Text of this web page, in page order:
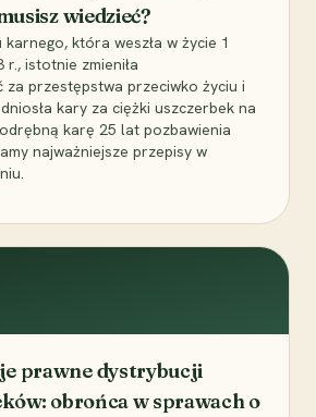
wiedzieć?
która weszła w życie 1
istotnie zmieniła
za przestępstwa przeciwko życiu i
kary za ciężki uszczerbek na
karę 25 lat pozbawienia
najważniejsze przepisy w
prawne dystrybucji
obrońca w sprawach o